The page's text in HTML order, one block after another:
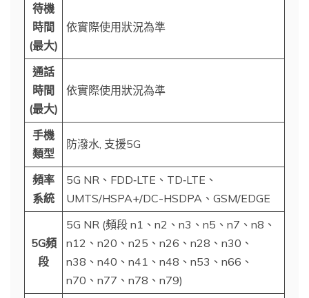
待機
時間
(最大)
依實際使用狀況為準
通話
時間
(最大)
依實際使用狀況為準
手機
類型
防潑水, 支援5G
頻率
系統
5G NR、FDD‑LTE、TD‑LTE、
UMTS/HSPA+/DC-HSDPA、GSM/EDGE
5G頻
段
5G NR (頻段 n1、n2、n3、n5、n7、n8、
n12、n20、n25、n26、n28、n30、
n38、n40、n41、n48、n53、n66、
n70、n77、n78、n79)